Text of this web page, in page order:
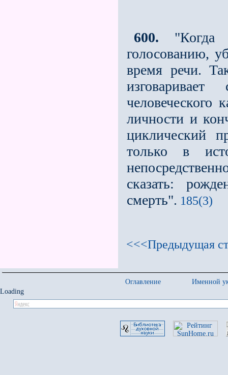
600. "Когда
голосованию,
время речи.
человеческого
личности и
циклический
только в
сказать:
смерть". 185(3)
<<<Предыдущая
Оглавление
Именной
Loading